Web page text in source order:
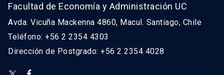
Facultad de Economía y Administración UC
Avda. Vicuña Mackenna 4860, Macul. Santiago, Chile
Teléfono: +56 2 2354 4303
Dirección de Postgrado: +56 2 2354 4028